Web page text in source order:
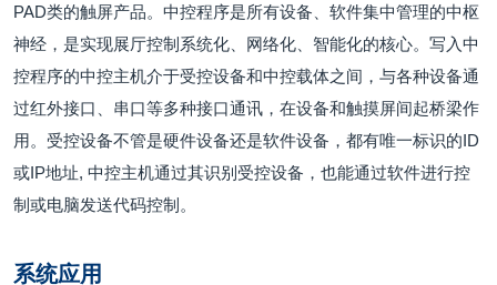
PAD类的触屏产品。中控程序是所有设备、软件集中管理的中枢
神经，是实现展厅控制系统化、网络化、智能化的核心。写入中
控程序的中控主机介于受控设备和中控载体之间，与各种设备通
过红外接口、串口等多种接口通讯，在设备和触摸屏间起桥梁作
用。受控设备不管是硬件设备还是软件设备，都有唯一标识的ID
或IP地址, 中控主机通过其识别受控设备，也能通过软件进行控
制或电脑发送代码控制。
系统应用